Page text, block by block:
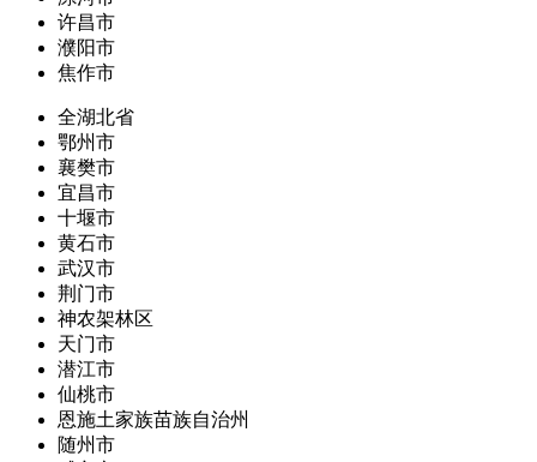
许昌市
濮阳市
焦作市
全湖北省
鄂州市
襄樊市
宜昌市
十堰市
黄石市
武汉市
荆门市
神农架林区
天门市
潜江市
仙桃市
恩施土家族苗族自治州
随州市